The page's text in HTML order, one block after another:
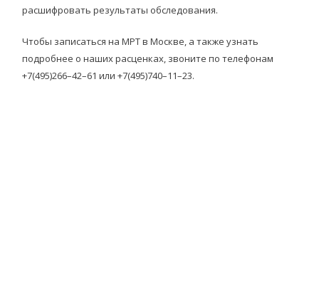
расшифровать результаты обследования.
Чтобы записаться на МРТ в Москве, а также узнать
подробнее о наших расценках, звоните по телефонам
+7(495)266–42–61 или +7(495)740–11–23.